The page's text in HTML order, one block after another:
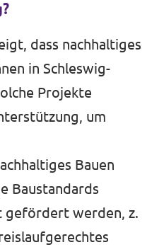
dass nachhaltiges
in Schleswig-
Projekte
um
Bauen
Baustandards
gefördert werden, z.